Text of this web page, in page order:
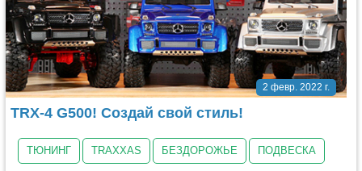
2 февр. 2022 г.
TRX-4 G500! Создай свой стиль!
ТЮНИНГ TRAXXAS БЕЗДОРОЖЬЕ ПОДВЕСКА